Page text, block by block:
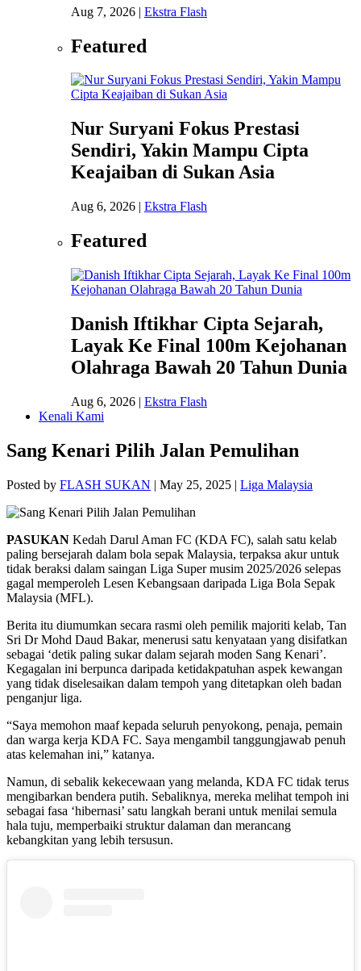
Aug 7, 2026 | Ekstra Flash
Featured
Nur Suryani Fokus Prestasi
Sendiri, Yakin Mampu Cipta
Keajaiban di Sukan Asia
Aug 6, 2026 | Ekstra Flash
Featured
Danish Iftikhar Cipta Sejarah,
Layak Ke Final 100m Kejohanan
Olahraga Bawah 20 Tahun Dunia
Aug 6, 2026 | Ekstra Flash
Kenali Kami
Sang Kenari Pilih Jalan Pemulihan
Posted by FLASH SUKAN | May 25, 2025 | Liga Malaysia
PASUKAN Kedah Darul Aman FC (KDA FC), salah satu kelab
paling bersejarah dalam bola sepak Malaysia, terpaksa akur untuk
tidak beraksi dalam saingan Liga Super musim 2025/2026 selepas
gagal memperoleh Lesen Kebangsaan daripada Liga Bola Sepak
Malaysia (MFL).
Berita itu diumumkan secara rasmi oleh pemilik majoriti kelab, Tan
Sri Dr Mohd Daud Bakar, menerusi satu kenyataan yang disifatkan
sebagai ‘detik paling sukar dalam sejarah moden Sang Kenari’.
Kegagalan ini berpunca daripada ketidakpatuhan aspek kewangan
yang tidak diselesaikan dalam tempoh yang ditetapkan oleh badan
penganjur liga.
“Saya memohon maaf kepada seluruh penyokong, penaja, pemain
dan warga kerja KDA FC. Saya mengambil tanggungjawab penuh
atas kelemahan ini,” katanya.
Namun, di sebalik kekecewaan yang melanda, KDA FC tidak terus
mengibarkan bendera putih. Sebaliknya, mereka melihat tempoh ini
sebagai fasa ‘hibernasi’ satu langkah berani untuk menilai semula
hala tuju, memperbaiki struktur dalaman dan merancang
kebangkitan yang lebih tersusun.